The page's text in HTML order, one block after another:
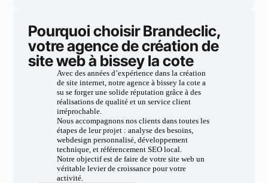
Pourquoi choisir Brandeclic,
votre agence de création de
site web à bissey la cote
Avec des années d’expérience dans la création
de site internet, notre agence à bissey la cote a
su se forger une solide réputation grâce à des
réalisations de qualité et un service client
irréprochable.
Nous accompagnons nos clients dans toutes les
étapes de leur projet : analyse des besoins,
webdesign personnalisé, développement
technique, et référencement SEO local.
Notre objectif est de faire de votre site web un
véritable levier de croissance pour votre
activité.